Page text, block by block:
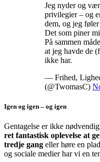
Jeg nyder og
privilegier – og
dem, og jeg
Det som piner
På sammen
at jeg havde de
ikke har.
— Frihed,
(@TwomasC)
Igen og igen – og igen
Gentagelse er ikke
ret fantastisk oplevelse at
tredje gang eller høre en
og sociale medier har vi en